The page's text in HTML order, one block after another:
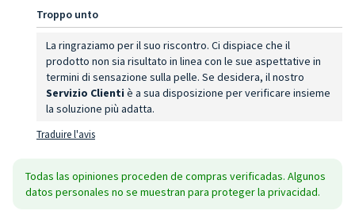
Troppo unto
La ringraziamo per il suo riscontro. Ci dispiace che il
prodotto non sia risultato in linea con le sue aspettative in
termini di sensazione sulla pelle. Se desidera, il nostro
Servizio Clienti è a sua disposizione per verificare insieme
la soluzione più adatta.
Traduire l'avis
Todas las opiniones proceden de compras verificadas. Algunos
datos personales no se muestran para proteger la privacidad.